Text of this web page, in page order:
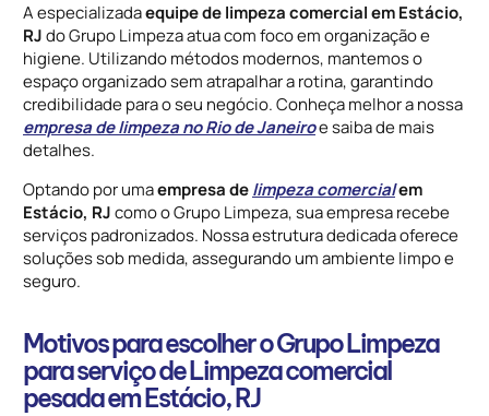
A especializadaequipe de limpeza comercial em Estácio,
RJdo Grupo Limpeza atua com foco em organização e
higiene. Utilizando métodos modernos, mantemos o
espaço organizado sem atrapalhar a rotina, garantindo
credibilidade para o seu negócio. Conheça melhor a nossa
empresa de limpeza no Rio de Janeiroe saiba de mais
detalhes.
Optando por umaempresa delimpeza comercialem
Estácio, RJcomo o Grupo Limpeza, sua empresa recebe
serviços padronizados. Nossa estrutura dedicada oferece
soluções sob medida, assegurando um ambiente limpo e
seguro.
Motivos para escolher o Grupo Limpeza
para serviço de Limpeza comercial
pesada em Estácio, RJ